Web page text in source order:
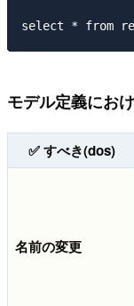
モデル定義にお
✅ すべき(dos)
名前の変更